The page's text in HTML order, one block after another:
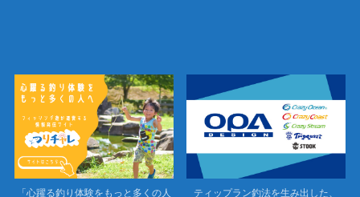
「心躍る釣り体験をもっと多くの人
ティップラン釣法を生み出した、